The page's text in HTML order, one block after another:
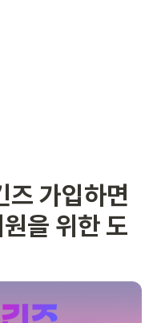
즈 가입하면
을 위한 도